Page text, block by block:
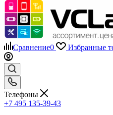
Сравнение0 Избранные
Телефоны
+7 495 135-39-43